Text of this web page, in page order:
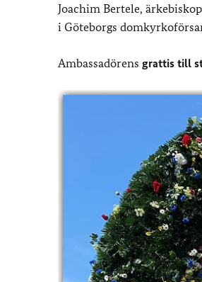
Joachim Bertele,
i Göteborgs
Ambassadörens grattis till